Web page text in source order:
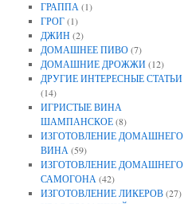
ГРАППА(1)
ГРОГ(1)
ДЖИН(2)
ДОМАШНЕЕ ПИВО(7)
ДОМАШНИЕ ДРОЖЖИ(12)
ДРУГИЕ ИНТЕРЕСНЫЕ СТАТЬИ
(14)
ИГРИСТЫЕ ВИНА
ШАМПАНСКОЕ(8)
ИЗГОТОВЛЕНИЕ ДОМАШНЕГО
ВИНА(59)
ИЗГОТОВЛЕНИЕ ДОМАШНЕГО
САМОГОНА(42)
ИЗГОТОВЛЕНИЕ ЛИКЕРОВ(27)